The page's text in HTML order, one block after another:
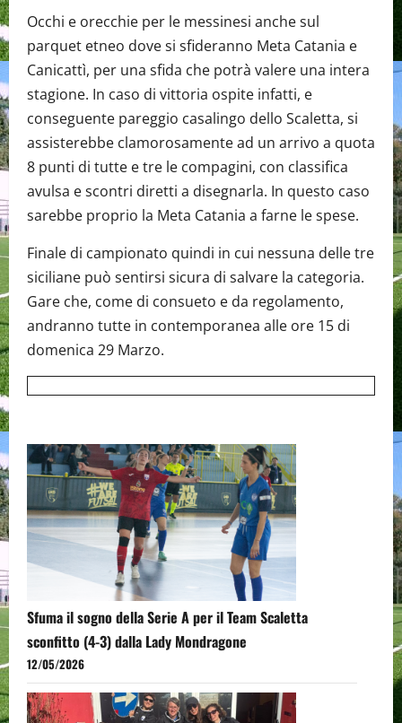
Occhi e orecchie per le messinesi anche sul
parquet etneo dove si sfideranno Meta Catania e
Canicattì, per una sfida che potrà valere una intera
stagione. In caso di vittoria ospite infatti, e
conseguente pareggio casalingo dello Scaletta, si
assisterebbe clamorosamente ad un arrivo a quota
8 punti di tutte e tre le compagini, con classifica
avulsa e scontri diretti a disegnarla. In questo caso
sarebbe proprio la Meta Catania a farne le spese.
Finale di campionato quindi in cui nessuna delle tre
siciliane può sentirsi sicura di salvare la categoria.
Gare che, come di consueto e da regolamento,
andranno tutte in contemporanea alle ore 15 di
domenica 29 Marzo.
Sfuma il sogno della Serie A per il Team Scaletta
sconfitto (4-3) dalla Lady Mondragone
12/05/2026